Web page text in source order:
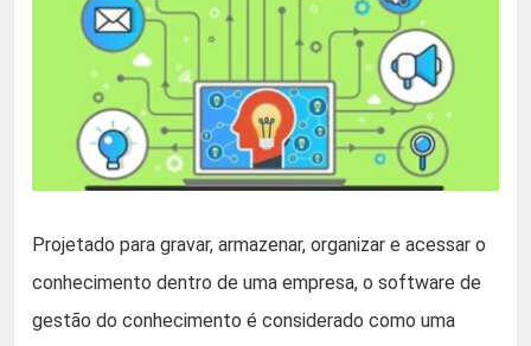
Projetado para gravar, armazenar, organizar e acessar o
conhecimento dentro de uma empresa, o software de
gestão do conhecimento é considerado como uma